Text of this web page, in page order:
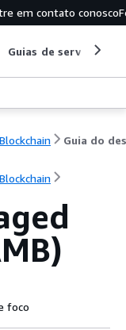
em contato conosco
Guias de serviço
foco